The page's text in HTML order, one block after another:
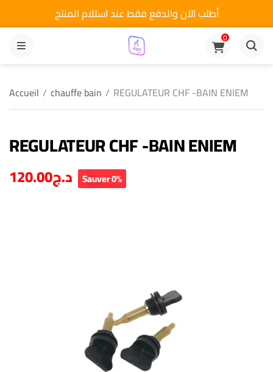
أطلب الآن والدفع فقط عند استلام المنتج
MENU
0
Accueil / chauffe bain / REGULATEUR CHF -BAIN ENIEM
REGULATEUR CHF -BAIN ENIEM
د.ج120.00 Sauver 0%